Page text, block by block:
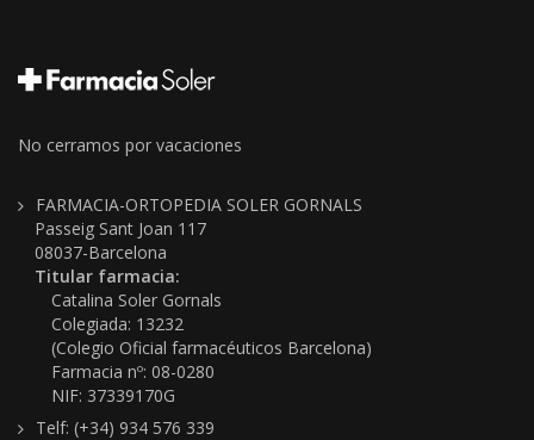
No cerramos por vacaciones
FARMACIA-ORTOPEDIA SOLER GORNALS
Passeig Sant Joan 117
08037-Barcelona
Titular farmacia:
Catalina Soler Gornals
Colegiada: 13232
(Colegio Oficial farmacéuticos Barcelona)
Farmacia nº: 08-0280
NIF: 37339170G
Telf: (+34) 934 576 339